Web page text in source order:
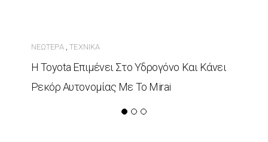
ΝΕΏΤΕΡΑ,ΤΕΧΝΙΚΆ
Η Toyota Επιμένει Στο Υδρογόνο Και Κάνει
Ρεκόρ Αυτονομίας Με Το Mirai